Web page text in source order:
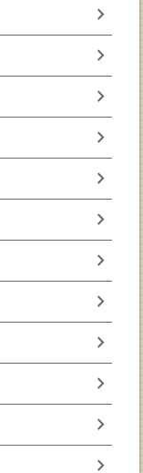
chevron_right
chevron_right
chevron_right
chevron_right
chevron_right
chevron_right
chevron_right
chevron_right
chevron_right
chevron_right
chevron_right
chevron_right